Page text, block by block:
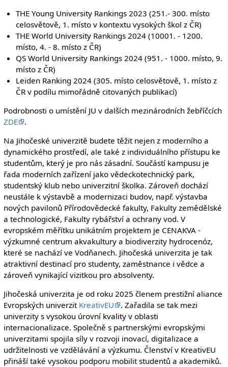
THE Young University Rankings 2023 (251.- 300. místo
celosvětově, 1. místo v kontextu vysokých škol z ČR)
THE World University Rankings 2024 (10001. - 1200.
místo, 4. - 8. místo z ČR)
QS World University Rankings 2024 (951. - 1000. místo, 9.
místo z ČR)
Leiden Ranking 2024 (305. místo celosvětově, 1. místo z
ČR v podílu mimořádně citovaných publikací)
Podrobnosti o umístění JU v dalších mezinárodních žebříčcích
ZDE
.
Na Jihočeské univerzitě budete těžit nejen z moderního a
dynamického prostředí, ale také z individuálního přístupu ke
studentům, který je pro nás zásadní. Součástí kampusu je
řada moderních zařízení jako vědeckotechnický park,
studentský klub nebo univerzitní školka. Zároveň dochází
neustále k výstavbě a modernizaci budov, např. výstavba
nových pavilonů Přírodovědecké fakulty, Fakulty zemědělské
a technologické, Fakulty rybářství a ochrany vod. V
evropském měřítku unikátním projektem je CENAKVA -
výzkumné centrum akvakultury a biodiverzity hydrocenóz,
které se nachází ve Vodňanech. Jihočeská univerzita je tak
atraktivní destinací pro studenty, zaměstnance i vědce a
zároveň vynikající vizitkou pro absolventy.
Jihočeská univerzita je od roku 2025 členem prestižní aliance
Evropských univerzit KreativEU
. Zařadila se tak mezi
univerzity s vysokou úrovní kvality v oblasti
internacionalizace. Společně s partnerskými evropskými
univerzitami spojila síly v rozvoji inovací, digitalizace a
udržitelnosti ve vzdělávání a výzkumu. Členství v KreativEU
přináší také vysokou podporu mobilit studentů a akademiků.